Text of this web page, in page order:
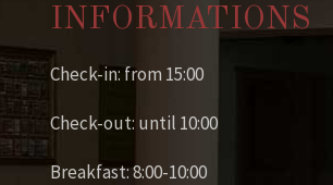
INFORMATIONS
Check-in: from 15:00
Check-out: until 10:00
Breakfast: 8:00-10:00